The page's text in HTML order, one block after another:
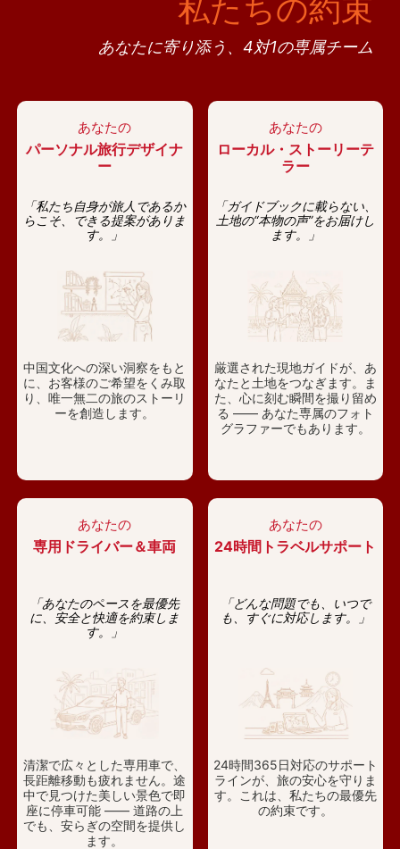
私たちの約束
あなたに寄り添う、4対1の専属チーム
あなたの
パーソナル旅行デザイナ
ー
「私たち自身が旅人であるか
らこそ、できる提案がありま
す。」
中国文化への深い洞察をもと
に、お客様のご希望をくみ取
り、唯一無二の旅のストーリ
ーを創造します。
あなたの
ローカル・ストーリーテ
ラー
「ガイドブックに載らない、
土地の“本物の声”をお届けし
ます。」
厳選された現地ガイドが、あ
なたと土地をつなぎます。ま
た、心に刻む瞬間を撮り留め
る —— あなた専属のフォト
グラファーでもあります。
あなたの
専用ドライバー＆車両
「あなたのペースを最優先
に、安全と快適を約束しま
す。」
清潔で広々とした専用車で、
長距離移動も疲れません。途
中で見つけた美しい景色で即
座に停車可能 —— 道路の上
でも、安らぎの空間を提供し
ます。
あなたの
24時間トラベルサポート
「どんな問題でも、いつで
も、すぐに対応します。」
24時間365日対応のサポート
ラインが、旅の安心を守りま
す。これは、私たちの最優先
の約束です。